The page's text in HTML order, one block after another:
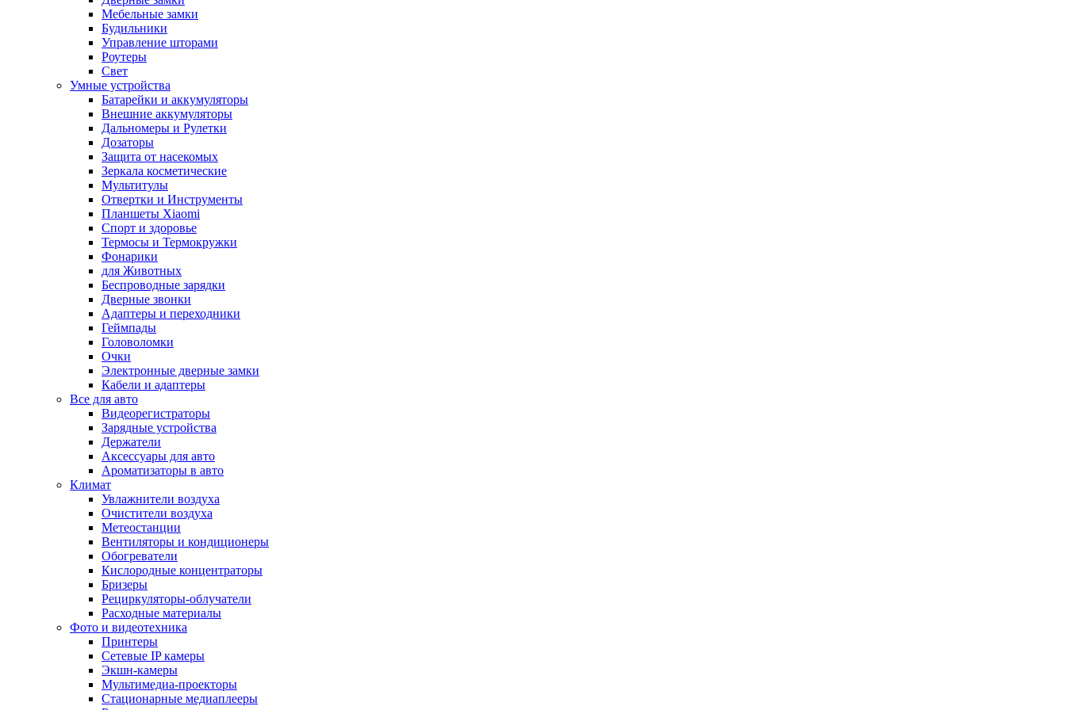
Мебельные замки
Будильники
Управление шторами
Роутеры
Свет
Умные устройства
Батарейки и аккумуляторы
Внешние аккумуляторы
Дальномеры и Рулетки
Дозаторы
Защита от насекомых
Зеркала косметические
Мультитулы
Отвертки и Инструменты
Планшеты Xiaomi
Спорт и здоровье
Термосы и Термокружки
Фонарики
для Животных
Беспроводные зарядки
Дверные звонки
Адаптеры и переходники
Геймпады
Головоломки
Очки
Электронные дверные замки
Кабели и адаптеры
Все для авто
Видеорегистраторы
Зарядные устройства
Держатели
Аксессуары для авто
Ароматизаторы в авто
Климат
Увлажнители воздуха
Очистители воздуха
Метеостанции
Вентиляторы и кондиционеры
Обогреватели
Кислородные концентраторы
Бризеры
Рециркуляторы-облучатели
Расходные материалы
Фото и видеотехника
Принтеры
Сетевые IP камеры
Экшн-камеры
Мультимедиа-проекторы
Стационарные медиаплееры